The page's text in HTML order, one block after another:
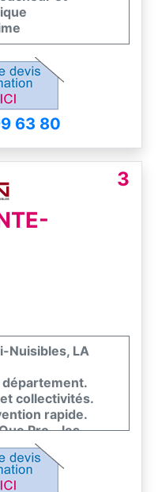
63 80
3
Nuisibles, LA
collectivités.
rapide.
Pro - les